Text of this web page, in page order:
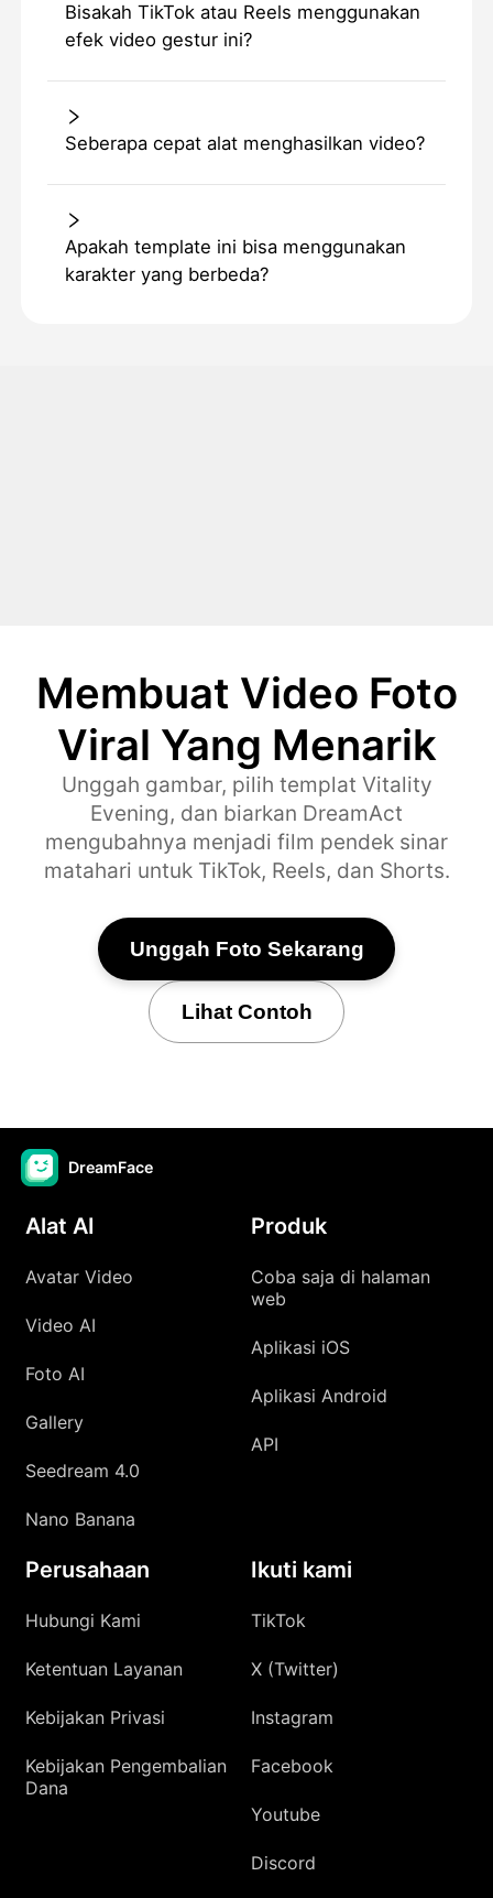
Bisakah TikTok atau Reels menggunakan
efek video gestur ini?
Seberapa cepat alat menghasilkan video?
Apakah template ini bisa menggunakan
karakter yang berbeda?
Membuat Video Foto
Viral Yang Menarik
Unggah gambar, pilih templat Vitality
Evening, dan biarkan DreamAct
mengubahnya menjadi film pendek sinar
matahari untuk TikTok, Reels, dan Shorts.
Unggah Foto Sekarang
Lihat Contoh
DreamFace
Alat AI
Avatar Video
Video AI
Foto AI
Gallery
Seedream 4.0
Nano Banana
Produk
Coba saja di halaman
web
Aplikasi iOS
Aplikasi Android
API
Perusahaan
Hubungi Kami
Ketentuan Layanan
Kebijakan Privasi
Kebijakan Pengembalian
Dana
Ikuti kami
TikTok
X (Twitter)
Instagram
Facebook
Youtube
Discord